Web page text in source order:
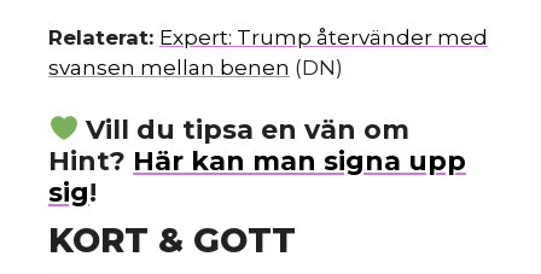
Relaterat: Expert: Trump återvänder med
svansen mellan benen (DN)
Vill du tipsa en vän om
Hint? Här kan man signa upp
sig!
KORT & GOTT